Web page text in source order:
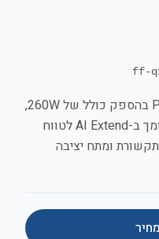
סוויץ' 16 מבואות PoE (10/100M) בהספק כולל של 260W,
הכולל 2 פורטים Uplink ו-SFP. תומך ב-AI Extend לטווח
להעברת תקשורת ומתח יציבה